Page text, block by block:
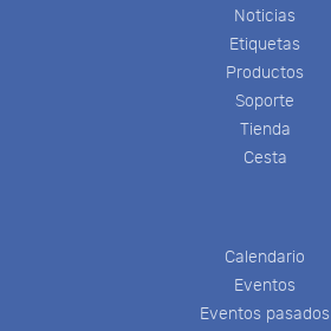
Noticias
Etiquetas
Productos
Soporte
Tienda
Cesta
Calendario
Eventos
Eventos pasados